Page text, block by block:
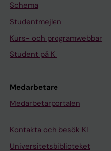
Schema
Studentmejlen
Kurs- och programwebbar
Student på KI
Medarbetare
Medarbetarportalen
Kontakta och besök KI
Universitetsbiblioteket